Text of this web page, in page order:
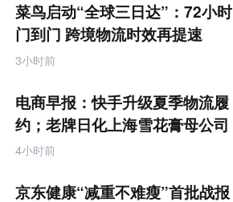
菜鸟启动“全球三日达”：72小时
门到门 跨境物流时效再提速
3小时前
电商早报：快手升级夏季物流履
约；老牌日化上海雪花膏母公司
破产
4小时前
京东健康“减重不难瘦”首批战报